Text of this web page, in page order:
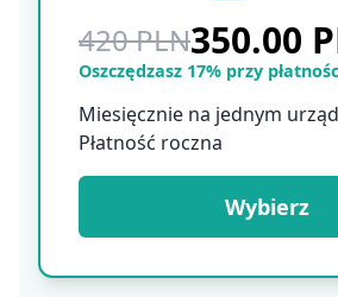
420 PLN350.00
Oszczędzasz 17% przy
Miesięcznie na jednym
Płatność roczna
Wybierz